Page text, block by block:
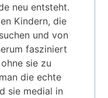
neu entsteht.
Kindern, die
und von
fasziniert
sie zu
die echte
sie medial in